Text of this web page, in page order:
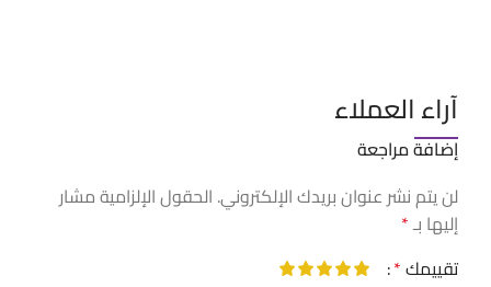
آراء العملاء
إضافة مراجعة
لن يتم نشر عنوان بريدك الإلكتروني. الحقول الإلزامية مشار
إليها بـ*
تقييمك*